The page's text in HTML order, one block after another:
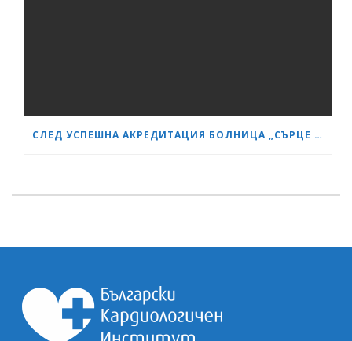
СЛЕД УСПЕШНА АКРЕДИТАЦИЯ БОЛНИЦА „СЪРЦЕ И МОЗЪК“ СТАНА GESEA DIPLOMA CENTER